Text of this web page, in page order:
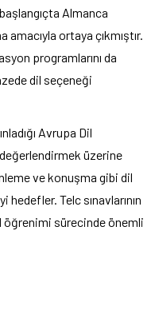
başlangıçta Almanca
ortaya çıkmıştır.
programlarını da
dil seçeneği
Avrupa Dil
üzerine
ve konuşma gibi dil
Telc sınavlarının
öğrenimi sürecinde önemli